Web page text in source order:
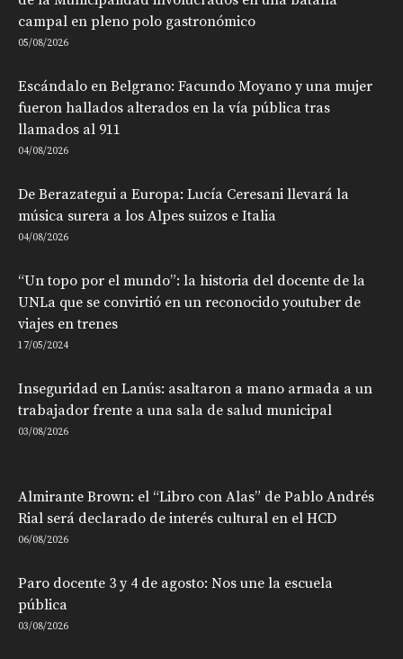
campal en pleno polo gastronómico
05/08/2026
Escándalo en Belgrano: Facundo Moyano y una mujer
fueron hallados alterados en la vía pública tras
llamados al 911
04/08/2026
De Berazategui a Europa: Lucía Ceresani llevará la
música surera a los Alpes suizos e Italia
04/08/2026
“Un topo por el mundo”: la historia del docente de la
UNLa que se convirtió en un reconocido youtuber de
viajes en trenes
17/05/2024
Inseguridad en Lanús: asaltaron a mano armada a un
trabajador frente a una sala de salud municipal
03/08/2026
Almirante Brown: el “Libro con Alas” de Pablo Andrés
Rial será declarado de interés cultural en el HCD
06/08/2026
Paro docente 3 y 4 de agosto: Nos une la escuela
pública
03/08/2026